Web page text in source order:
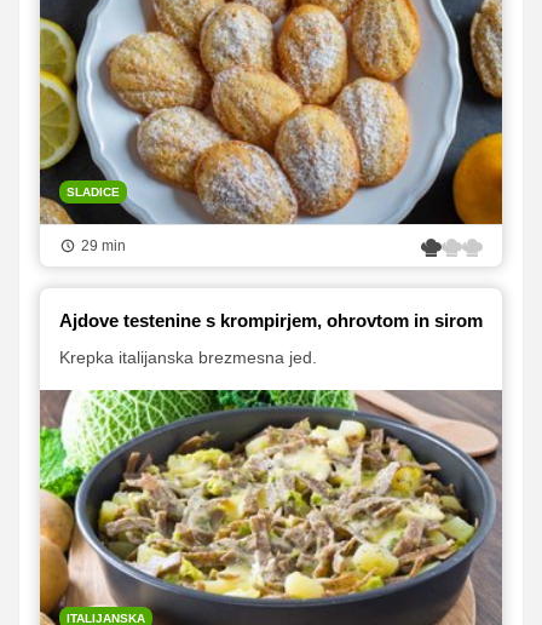
SLADICE
29 min
Ajdove testenine s krompirjem, ohrovtom in sirom
Krepka italijanska brezmesna jed.
ITALIJANSKA